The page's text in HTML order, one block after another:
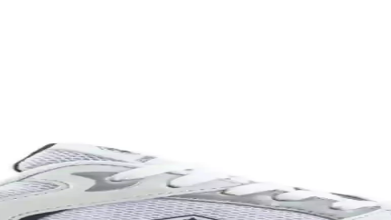
vazgeçilmez bir tercih. Konfor ve şıklığı bir araya
İçin Modern Ayakkabı Seçenekleri